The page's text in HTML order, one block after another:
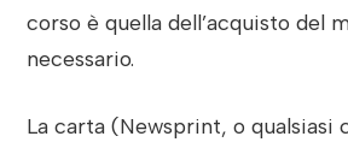
corso è quella dell’acquisto del
necessario.
La carta (Newsprint, o qualsiasi